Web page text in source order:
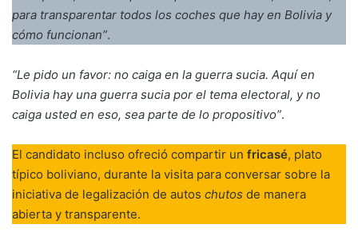
para transparentar todos los coches que hay en Bolivia y
cómo funcionan”.
“Le pido un favor: no caiga en la guerra sucia. Aquí en
Bolivia hay una guerra sucia por el tema electoral, y no
caiga usted en eso, sea parte de lo propositivo”.
El candidato incluso ofreció compartir un fricasé, plato
típico boliviano, durante la visita para conversar sobre la
iniciativa de legalización de autos chutos de manera
abierta y transparente.